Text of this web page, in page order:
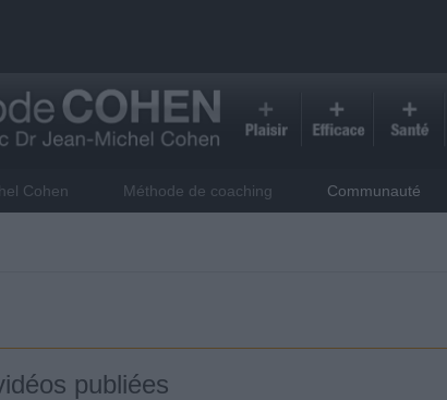
Cohen Méthode de coaching Communauté
publiées